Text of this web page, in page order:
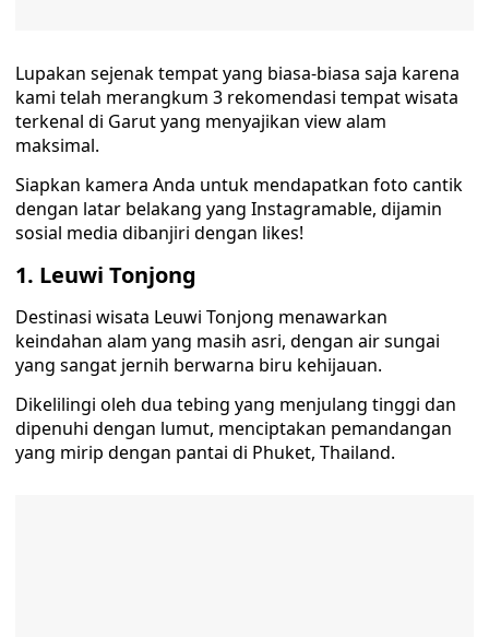
Lupakan sejenak tempat yang biasa-biasa saja karena
kami telah merangkum 3 rekomendasi tempat wisata
terkenal di Garut yang menyajikan view alam
maksimal.
Siapkan kamera Anda untuk mendapatkan foto cantik
dengan latar belakang yang Instagramable, dijamin
sosial media dibanjiri dengan likes!
1. Leuwi Tonjong
Destinasi wisata Leuwi Tonjong menawarkan
keindahan alam yang masih asri, dengan air sungai
yang sangat jernih berwarna biru kehijauan.
Dikelilingi oleh dua tebing yang menjulang tinggi dan
dipenuhi dengan lumut, menciptakan pemandangan
yang mirip dengan pantai di Phuket, Thailand.